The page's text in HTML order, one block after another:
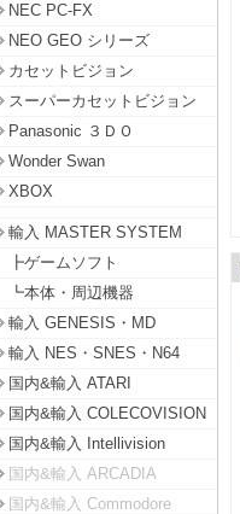
NEC PC-FX
NEO GEO シリーズ
カセットビジョン
スーパーカセットビジョン
Panasonic ３ＤＯ
Wonder Swan
XBOX
輸入 MASTER SYSTEM
┣ゲームソフト
┗本体・周辺機器
輸入 GENESIS・MD
輸入 NES・SNES・N64
国内&輸入 ATARI
国内&輸入 COLECOVISION
国内&輸入 Intellivision
国内&輸入 ARCADIA
国内&輸入 Commodore